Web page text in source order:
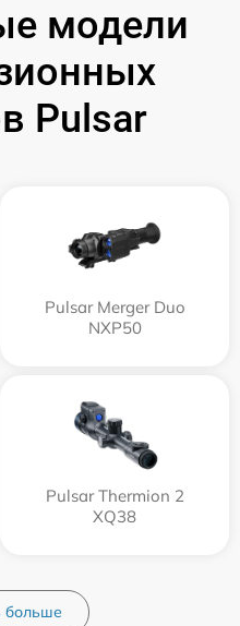
модели
Pulsar
Pulsar Merger Duo
NXP50
Pulsar Thermion 2
XQ38
больше